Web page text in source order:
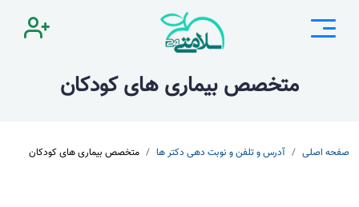
متخصص بیماری های کودکان
صفحه اصلی آدرس و تلفن و نوبت دهی دکتر ها متخصص بیماری های کودکان